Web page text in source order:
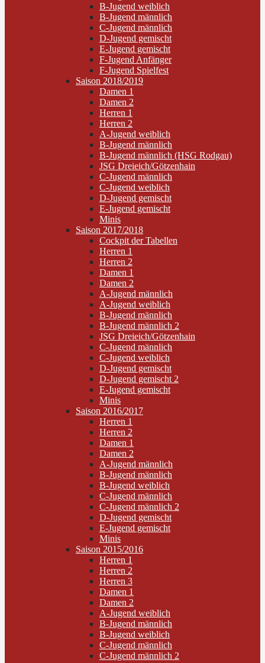
B-Jugend weiblich
B-Jugend männlich
C-Jugend männlich
D-Jugend gemischt
E-Jugend gemischt
F-Jugend Anfänger
F-Jugend Spielfest
Saison 2018/2019
Damen 1
Damen 2
Herren 1
Herren 2
A-Jugend weiblich
B-Jugend männlich
B-Jugend männlich (HSG Rodgau)
JSG Dreieich/Götzenhain
C-Jugend männlich
C-Jugend weiblich
D-Jugend gemischt
E-Jugend gemischt
Minis
Saison 2017/2018
Cockpit der Tabellen
Herren 1
Herren 2
Damen 1
Damen 2
A-Jugend männlich
A-Jugend weiblich
B-Jugend männlich
B-Jugend männlich 2
JSG Dreieich/Götzenhain
C-Jugend männlich
C-Jugend weiblich
D-Jugend gemischt
D-Jugend gemischt 2
E-Jugend gemischt
Minis
Saison 2016/2017
Herren 1
Herren 2
Damen 1
Damen 2
A-Jugend männlich
B-Jugend männlich
B-Jugend weiblich
C-Jugend männlich
C-Jugend männlich 2
D-Jugend gemischt
E-Jugend gemischt
Minis
Saison 2015/2016
Herren 1
Herren 2
Herren 3
Damen 1
Damen 2
A-Jugend weiblich
B-Jugend männlich
B-Jugend weiblich
C-Jugend männlich
C-Jugend männlich 2